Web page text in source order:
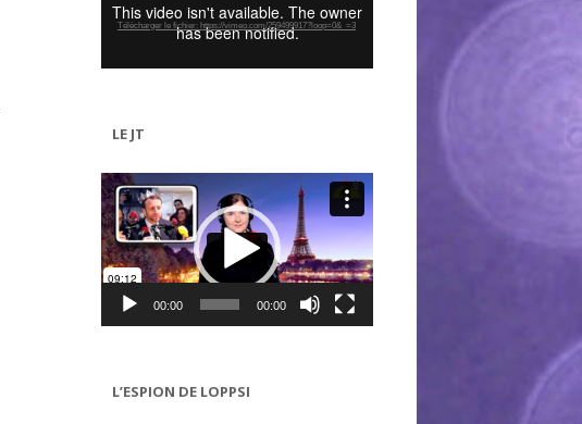
Télécharger le fichier: https://vimeo.com/259499917?loop=0&_=3
LE JT
Lecteur
vidéo
00:00 00:00
L’ESPION DE LOPPSI